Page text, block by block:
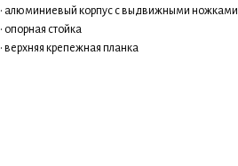
• алюминиевый корпус с выдвижными ножками
• опорная стойка
• верхняя крепежная планка